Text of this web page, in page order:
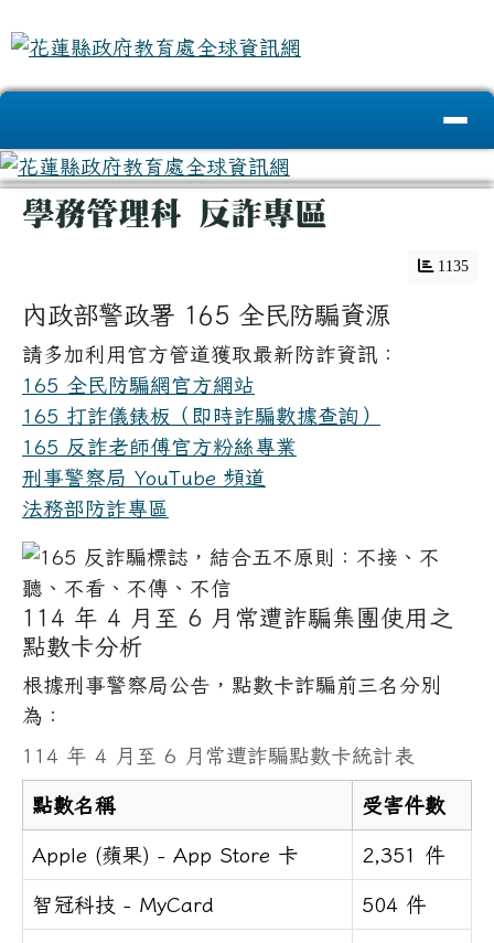
跳至主內容區
花蓮縣政府教育處全球資訊網
導覽列
主內容區域
學務管理科 反詐專區
1135
內政部警政署 165 全民防騙資源
請多加利用官方管道獲取最新防詐資訊：
165 全民防騙網官方網站
165 打詐儀錶板（即時詐騙數據查詢）
165 反詐老師傅官方粉絲專業
刑事警察局 YouTube 頻道
法務部防詐專區
114 年 4 月至 6 月常遭詐騙集團使用之
點數卡分析
根據刑事警察局公告，點數卡詐騙前三名分別
為：
114 年 4 月至 6 月常遭詐騙點數卡統計表
點數名稱 受害件數
Apple (蘋果) - App Store 卡 2,351 件
智冠科技 - MyCard 504 件
頁尾區域